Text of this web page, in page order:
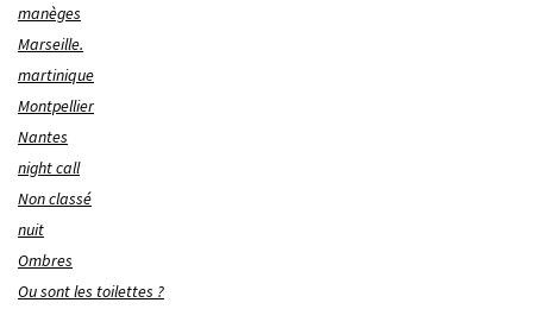
manèges
Marseille.
martinique
Montpellier
Nantes
night call
Non classé
nuit
Ombres
Ou sont les toilettes ?